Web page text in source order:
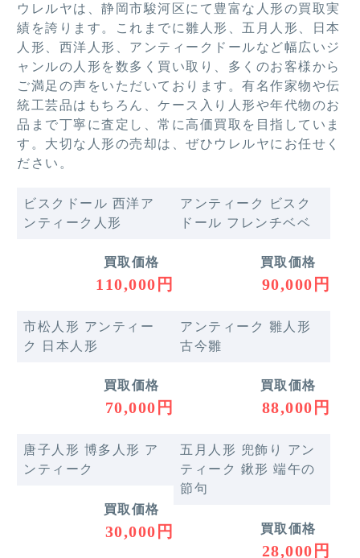
ウレルヤは、静岡市駿河区にて豊富な人形の買取実
績を誇ります。これまでに雛人形、五月人形、日本
人形、西洋人形、アンティークドールなど幅広いジ
ャンルの人形を数多く買い取り、多くのお客様から
ご満足の声をいただいております。有名作家物や伝
統工芸品はもちろん、ケース入り人形や年代物のお
品まで丁寧に査定し、常に高価買取を目指していま
す。大切な人形の売却は、ぜひウレルヤにお任せく
ださい。
ビスクドール 西洋ア
ンティーク人形
買取価格
110,000円
アンティーク ビスク
ドール フレンチベベ
買取価格
90,000円
市松人形 アンティー
ク 日本人形
買取価格
70,000円
アンティーク 雛人形
古今雛
買取価格
88,000円
唐子人形 博多人形 ア
ンティーク
買取価格
30,000円
五月人形 兜飾り アン
ティーク 鍬形 端午の
節句
買取価格
28,000円